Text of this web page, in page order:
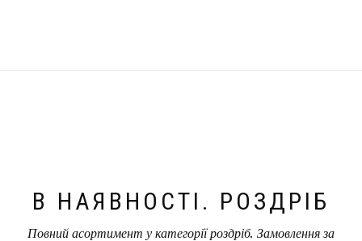
В НАЯВНОСТІ. РОЗДРІБ
Повний асортимент у категорії роздріб. Замовлення за